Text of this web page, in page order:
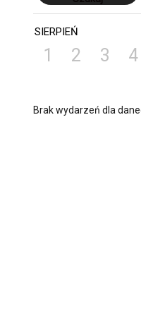
SIERPIEŃ
1 2 3 4
Brak wydarzeń dla